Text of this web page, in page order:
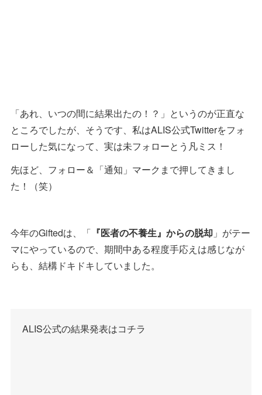
「あれ、いつの間に結果出たの！？」というのが正直な
ところでしたが、そうです、私はALIS公式Twitterをフォ
ローした気になって、実は未フォローとう凡ミス！
先ほど、フォロー＆「通知」マークまで押してきまし
た！（笑）
今年のGiftedは、「 『医者の不養生』からの脱却 」がテー
マにやっているので、期間中ある程度手応えは感じなが
らも、結構ドキドキしていました。
ALIS公式の結果発表はコチラ